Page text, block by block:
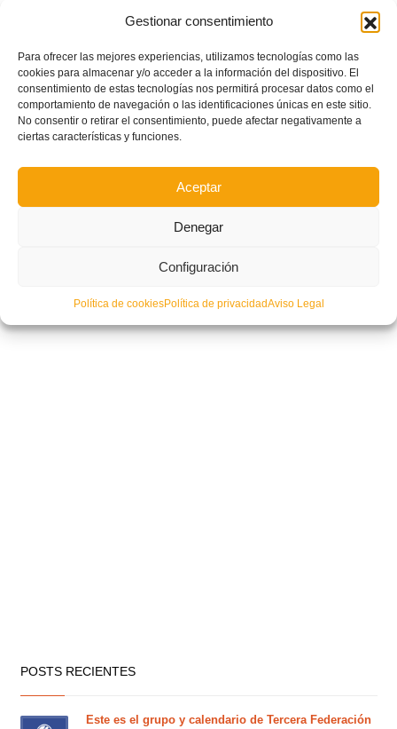
Gestionar consentimiento
Para ofrecer las mejores experiencias, utilizamos tecnologías como las
cookies para almacenar y/o acceder a la información del dispositivo. El
consentimiento de estas tecnologías nos permitirá procesar datos como el
comportamiento de navegación o las identificaciones únicas en este sitio.
No consentir o retirar el consentimiento, puede afectar negativamente a
ciertas características y funciones.
Aceptar
Denegar
Configuración
Política de cookiesPolítica de privacidadAviso Legal
España Sub-16 cita a entrenar a cuatro jugadoras representantes del
fútbol autonómico
POSTS RECIENTES
Este es el grupo y calendario de Tercera Federación